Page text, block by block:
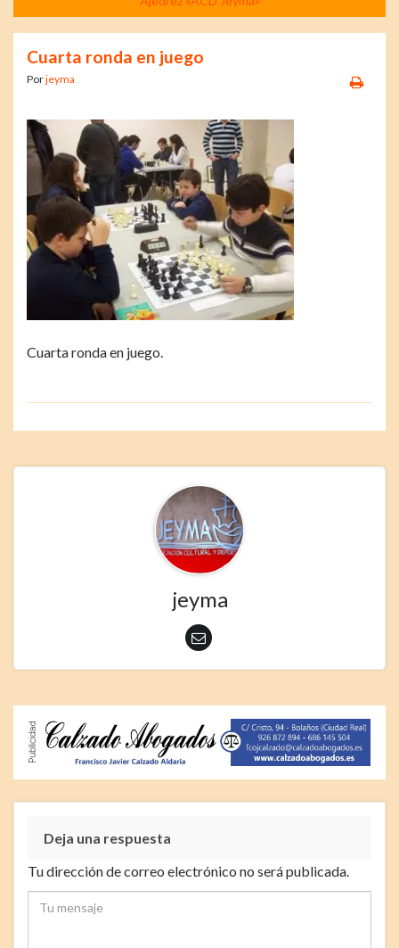
Cuarta ronda en juego
Porjeyma
Cuarta ronda en juego.
jeyma
Deja una respuesta
Tu dirección de correo electrónico no será publicada.